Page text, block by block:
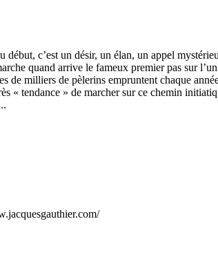
c’est un désir, un élan, un appel
quand arrive le fameux premier pas sur
de milliers de pèlerins empruntent chaque
« tendance » de marcher sur ce chemin